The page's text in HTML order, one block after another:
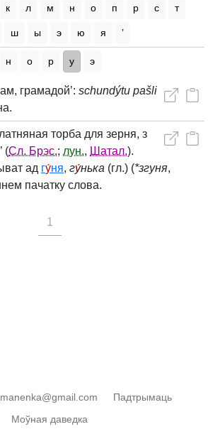
к л м н о п р с т
ш ы э ю я ’
н о р у э
грамадой’: schundýtu pašli
торба для зерня, з
(Сл. Брэс.; лун., Шатал.).
ад гу́ня, гу́нька (гл.) (*згуня,
пачатку слова.
1
Падтрымаць
Моўная даведка